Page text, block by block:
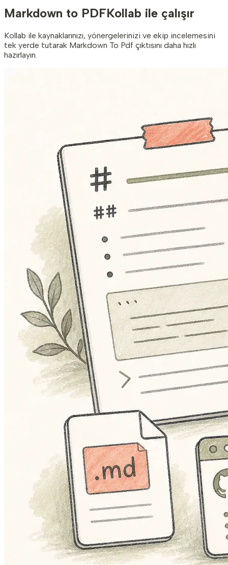
Markdown to PDFKollab ile çalışır
Kollab ile kaynaklarınızı, yönergelerinizi ve ekip incelemesini
tek yerde tutarak Markdown To Pdf çıktısını daha hızlı
hazırlayın.